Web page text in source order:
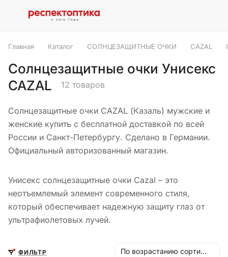
Главная Каталог СОЛНЦЕЗАЩИТНЫЕ ОЧКИ CAZAL
Солнцезащитные очки Унисекс
CAZAL
12 товаров
Солнцезащитные очки CAZAL (Казаль) мужские и
женские купить с бесплатной доставкой по всей
России и Санкт-Петербургу. Сделано в Германии.
Официальный авторизованный магазин.
Унисекс солнцезащитные очки Cazal – это
неотъемлемый элемент современного стиля,
который обеспечивает надежную защиту глаз от
ультрафиолетовых лучей.
ФИЛЬТР По возрастанию сортировки